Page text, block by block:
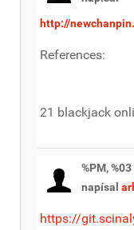
http://
References:
21 blackjack
%PM,
napísal
https://